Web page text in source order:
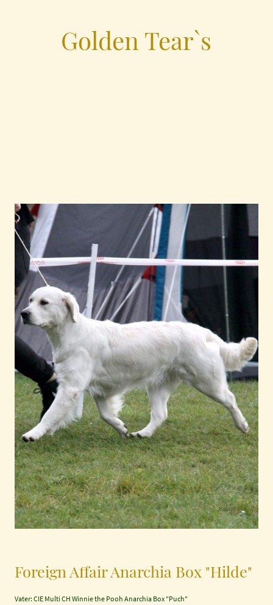
Golden Tear`s
Foreign Affair Anarchia Box "Hilde"
Vater: CIE Multi CH Winnie the Pooh Anarchia Box "Puch"